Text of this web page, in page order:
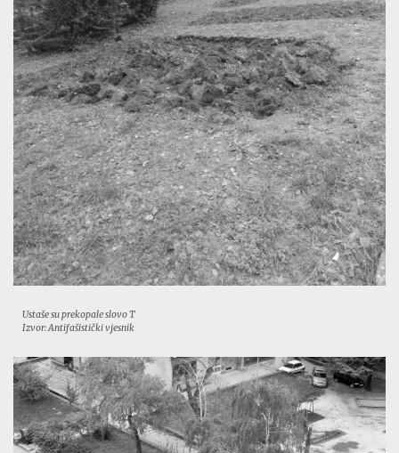
Ustaše su prekopale slovo T
Izvor: Antifašistički vjesnik